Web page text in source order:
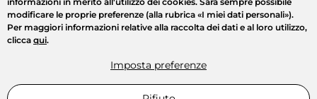
modificare le proprie preferenze (alla rubrica «I miei dati personali»).
Per maggiori informazioni relative alla raccolta dei dati e al loro utilizzo,
clicca qui.
Imposta preferenze